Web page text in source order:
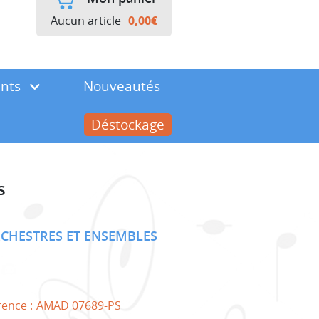
Aucun article 0,00€
Nouveautés
Déstockage
ET ENSEMBLES
: AMAD 07689-PS